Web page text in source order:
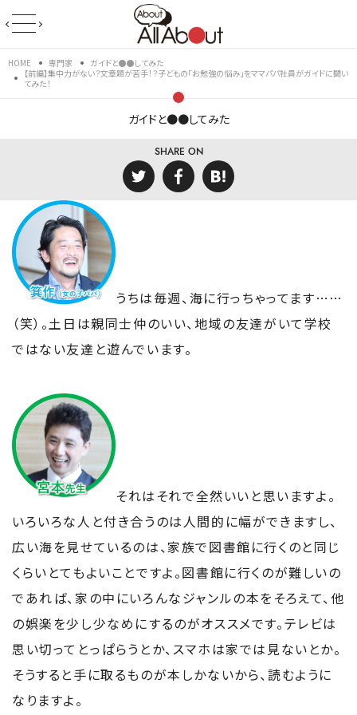
HOME 専門家
ガイドと●●してみた
【前編】集中力がない？文章題が苦手！？子どもの「お勉強の悩み」をママパパ社員がガイドに聞い
てみた！
ガイドと●●してみた
SHARE ON
うちは毎週、海に行っちゃってます……
（笑）。土日は親同士仲のいい、地域の友達がいて学校
ではない友達と遊んでいます。
それはそれで全然いいと思いますよ。
いろいろな人と付き合うのは人間的に幅ができますし、
広い海を見せているのは、家族で図書館に行くのと同じ
くらいとてもよいことですよ。図書館に行くのが難しいの
であれば、家の中にいろんなジャンルの本をそろえて、他
の娯楽を少し少なめにするのがオススメです。テレビは
思い切ってとっぱらうとか、スマホは家では見ないとか。
そうすると手に取るものが本しかないから、読むように
なりますよ。